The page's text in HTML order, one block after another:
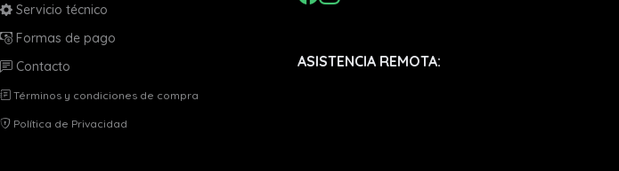
Servicio técnico
Formas de pago
Contacto
Términos y condiciones de compra
Política de Privacidad
ASISTENCIA REMOTA: